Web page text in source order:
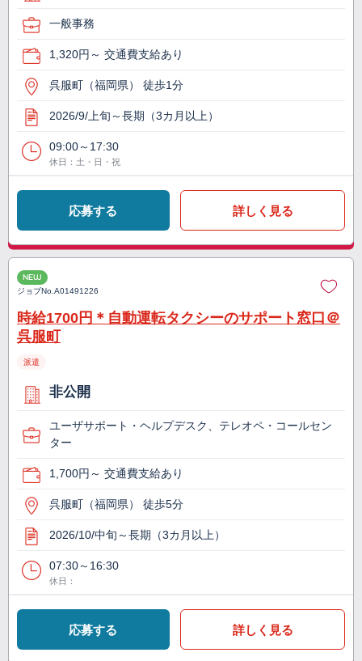
一般事務
1,320円～ 交通費支給あり
呉服町（福岡県） 徒歩1分
2026/9/上旬～長期（3カ月以上）
09:00～17:30
休日：土・日・祝
応募する 詳しく見る
NEW
ジョブNo.A01491226
時給1700円＊自動運転タクシーのサポート窓口＠
呉服町
派遣
非公開
ユーザサポート・ヘルプデスク、テレオペ・コールセン
ター
1,700円～ 交通費支給あり
呉服町（福岡県） 徒歩5分
2026/10/中旬～長期（3カ月以上）
07:30～16:30
休日：
応募する 詳しく見る